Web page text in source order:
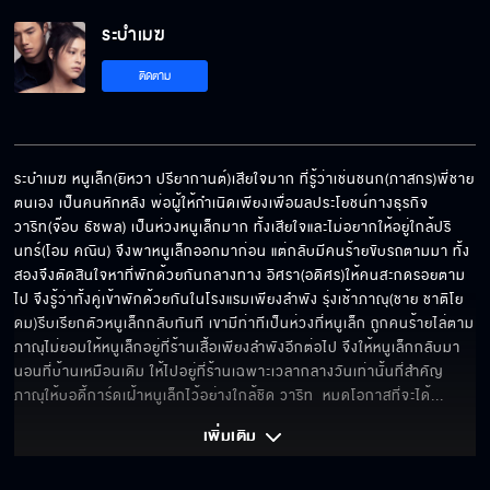
ไม่อยากฝังคนในครอบครัว
ผมเชื่อว่าความรักของเราเป็นเรื่องจริง
จำไว้ว่าฉันเกลียดนาย
เรื่องที่ผมรักคุณ ไม่ใช่เรื่องโกหก
ระบำเมฆ
ติดตาม
ระบำเมฆ หนูเล็ก(ยิหวา ปรียากานต์)เสียใจมาก ที่รู้ว่าเช่นชนก(ภาสกร)พี่ชาย
ตนเอง เป็นคนหักหลัง พ่อผู้ให้กำเนิดเพียงเพื่อผลประโยชน์ทางธุรกิจ
วาริท(จ๊อบ ธัชพล) เป็นห่วงหนูเล็กมาก ทั้งเสียใจและไม่อยากให้อยู่ใกล้ปริ
นทร์(โอม คณิน) จึงพาหนูเล็กออกมาก่อน แต่กลับมีคนร้ายขับรถตามมา ทั้ง
สองจึงตัดสินใจหาที่พักด้วยกันกลางทาง อิศรา(อดิศร)ให้คนสะกดรอยตาม
ไป จึงรู้ว่าทั้งคู่เข้าพักด้วยกันในโรงแรมเพียงลำพัง รุ่งเช้าภาณุ(ชาย ชาติโย
ดม)รีบเรียกตัวหนูเล็กกลับทันที เขามีท่าทีเป็นห่วงที่หนูเล็ก ถูกคนร้ายไล่ตาม
ภาณุไม่ยอมให้หนูเล็กอยู่ที่ร้านเสื้อเพียงลำพังอีกต่อไป จึงให้หนูเล็กกลับมา
นอนที่บ้านเหมือนเดิม ให้ไปอยู่ที่ร้านเฉพาะเวลากลางวันเท่านั้นที่สำคัญ
ภาณุให้บอดี้การ์ดเฝ้าหนูเล็กไว้อย่างใกล้ชิด วาริท  หมดโอกาสที่จะได้...
เพิ่มเติม